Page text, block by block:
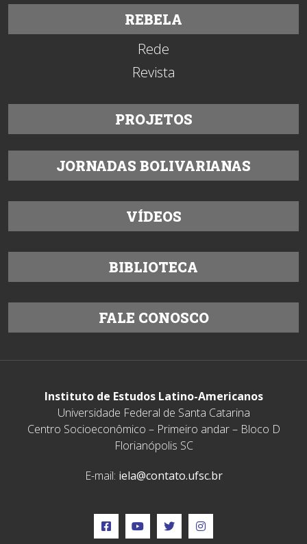
REBELA
Rede
Revista
PROJETOS
JORNADAS BOLIVARIANAS
VÍDEOS
BIBLIOTECA
FALE CONOSCO
Instituto de Estudos Latino-Americanos
Universidade Federal de Santa Catarina
Centro Socioeconômico – Primeiro andar – Bloco D
Florianópolis SC
E-mail: iela@contato.ufsc.br